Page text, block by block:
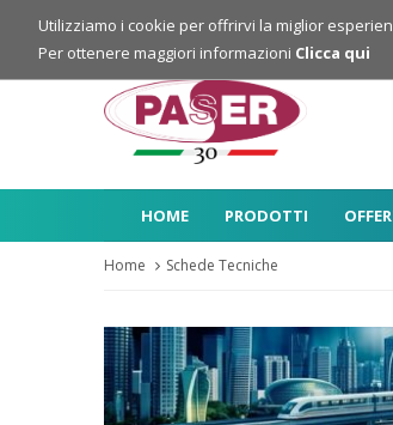
Login Registrazione
HOME PRODOTTI
Home Schede Tecniche
Utilizziamo i cookie per offrirvi la miglior
Per ottenere maggiori informazioni Clicca qui